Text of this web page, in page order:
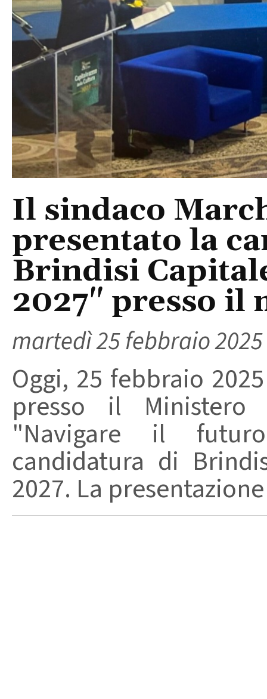
Il sindaco
presentato la
Brindisi
2027" presso il
martedì 25 febbraio 2025
Oggi, 25 febbraio
presso il
"Navigare il
candidatura di
2027. La